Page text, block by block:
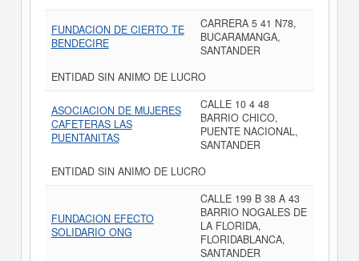
FUNDACION DE CIERTO TE
BENDECIRE
CARRERA 5 41 N78,
BUCARAMANGA,
SANTANDER
ENTIDAD SIN ANIMO DE LUCRO
ASOCIACION DE MUJERES
CAFETERAS LAS
PUENTANITAS
CALLE 10 4 48
BARRIO CHICO,
PUENTE NACIONAL,
SANTANDER
ENTIDAD SIN ANIMO DE LUCRO
FUNDACION EFECTO
SOLIDARIO ONG
CALLE 199 B 38 A 43
BARRIO NOGALES DE
LA FLORIDA,
FLORIDABLANCA,
SANTANDER